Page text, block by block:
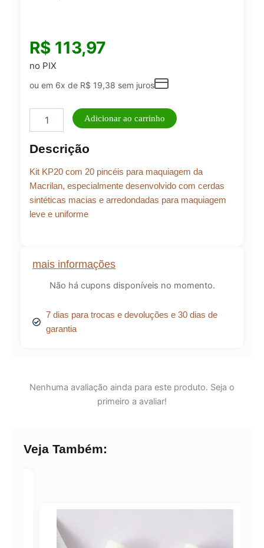
mais informações
Não há cupons disponíveis no momento.
7 dias para trocas e devoluções e 30 dias de
garantia
R$ 113,97
no PIX
ou em 6x de R$ 19,38 sem juros
KP20
20
para
Maquiagem
quantidade
Adicionar ao carrinho
Descrição
Kit KP20 com 20 pincéis para maquiagem da
Macrilan, especialmente desenvolvido com cerdas
sintéticas macias e arredondadas para maquiagem
leve e uniforme
Nenhuma avaliação ainda para este produto. Seja o
primeiro a avaliar!
Veja Também: